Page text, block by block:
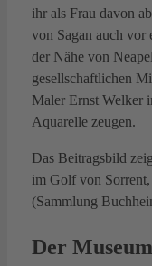
ihr als Frau davon
von Sagan auch vor
der Nähe von
gesellschaftlichen
Maler Ernst Welker
Aquarelle zeugen.
Das Beitragsbild
im Golf von
(Sammlung
Der